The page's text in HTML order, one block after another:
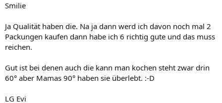
Smilie
Ja Qualität haben die. Na ja dann werd ich davon noch mal 2
Packungen kaufen dann habe ich 6 richtig gute und das muss
reichen.
Gut ist bei denen auch die kann man kochen steht zwar drin
60° aber Mamas 90° haben sie überlebt. :-D
LG Evi